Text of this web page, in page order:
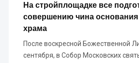
На стройплощадке все
совершению чина основания
храма
После воскресной Божественной
сентября, в Собор Московских